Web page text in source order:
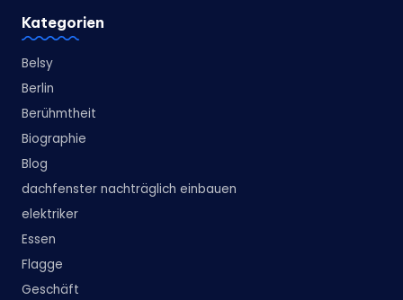
Kategorien
Belsy
Berlin
Berühmtheit
Biographie
Blog
dachfenster nachträglich einbauen
elektriker
Essen
Flagge
Geschäft